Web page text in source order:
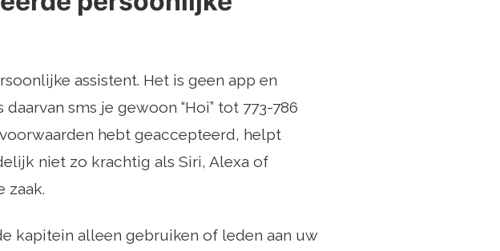
assistent. Het is geen app en
sms je gewoon “Hoi” tot 773-786
hebt geaccepteerd, helpt
niet zo krachtig als Siri, Alexa of
zaak.
kapitein alleen gebruiken of leden aan uw